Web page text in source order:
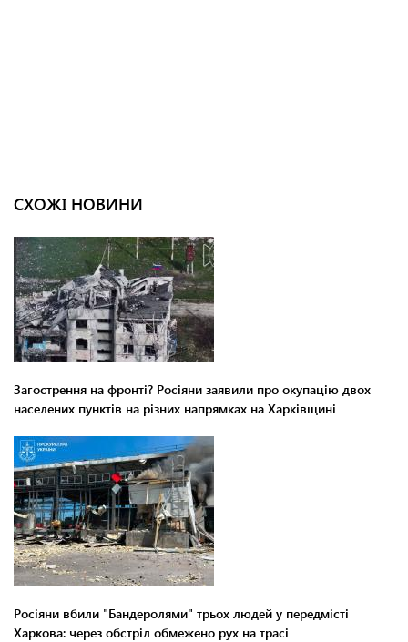
СХОЖІ НОВИНИ
Загострення на фронті? Росіяни заявили про окупацію двох
населених пунктів на різних напрямках на Харківщині
Росіяни вбили "Бандеролями" трьох людей у передмісті
Харкова: через обстріл обмежено рух на трасі